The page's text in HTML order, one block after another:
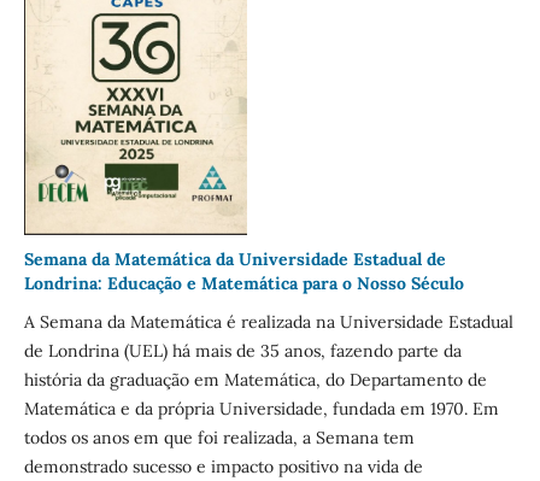
Semana da Matemática da Universidade Estadual de
Londrina: Educação e Matemática para o Nosso Século
A Semana da Matemática é realizada na Universidade Estadual
de Londrina (UEL) há mais de 35 anos, fazendo parte da
história da graduação em Matemática, do Departamento de
Matemática e da própria Universidade, fundada em 1970. Em
todos os anos em que foi realizada, a Semana tem
demonstrado sucesso e impacto positivo na vida de